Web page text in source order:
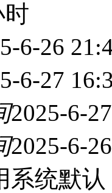
时
6-26
6-27
2025-6-
2025-6-
系统默认